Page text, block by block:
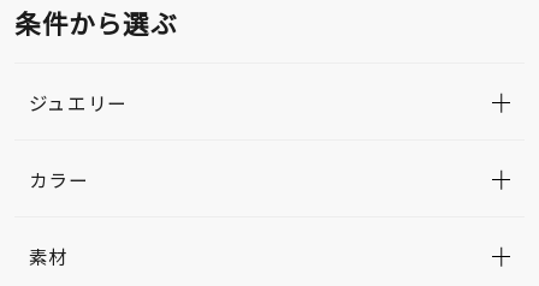
条件から選ぶ
ジュエリー
カラー
素材